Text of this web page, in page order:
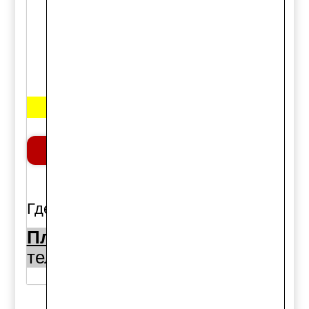
Где можно купить:
Площадь Райсовета 10а:
тел. (383)344-50-50